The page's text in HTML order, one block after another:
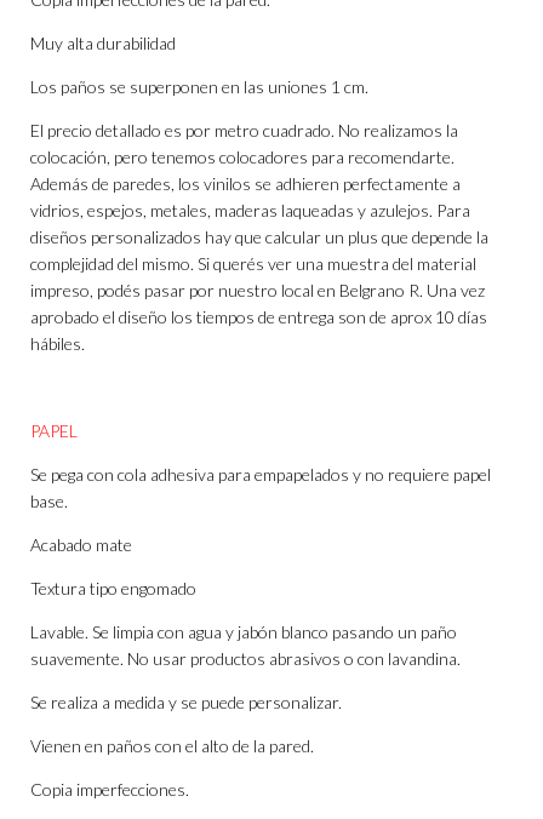
Muy alta durabilidad
Los paños se superponen en las uniones 1 cm.
El precio detallado es por metro cuadrado. No realizamos la
colocación, pero tenemos colocadores para recomendarte.
Además de paredes, los vinilos se adhieren perfectamente a
vidrios, espejos, metales, maderas laqueadas y azulejos. Para
diseños personalizados hay que calcular un plus que depende la
complejidad del mismo. Si querés ver una muestra del material
impreso, podés pasar por nuestro local en Belgrano R. Una vez
aprobado el diseño los tiempos de entrega son de aprox 10 días
hábiles.
PAPEL
Se pega con cola adhesiva para empapelados y no requiere papel
base.
Acabado mate
Textura tipo engomado
Lavable. Se limpia con agua y jabón blanco pasando un paño
suavemente. No usar productos abrasivos o con lavandina.
Se realiza a medida y se puede personalizar.
Vienen en paños con el alto de la pared.
Copia imperfecciones.